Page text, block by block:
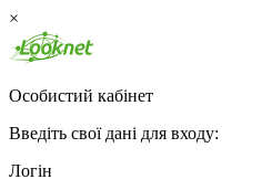
×
Особистий кабінет
Введіть свої дані для входу:
Логін